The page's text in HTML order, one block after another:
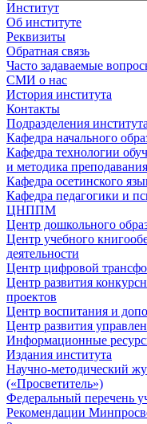
Институт
Об институте
Реквизиты
Обратная связь
Часто задаваемые
СМИ о нас
История института
Контакты
Подразделения института
Кафедра начального
Кафедра технологии
и методика
Кафедра осетинского
Кафедра педагогики и
ЦНППМ
Центр дошкольного
Центр учебного
деятельности
Центр цифровой
Центр развития
проектов
Центр воспитания и
Центр развития
Информационные
Издания института
Научно-методический
(«Просветитель»)
Федеральный перечень
Рекомендации